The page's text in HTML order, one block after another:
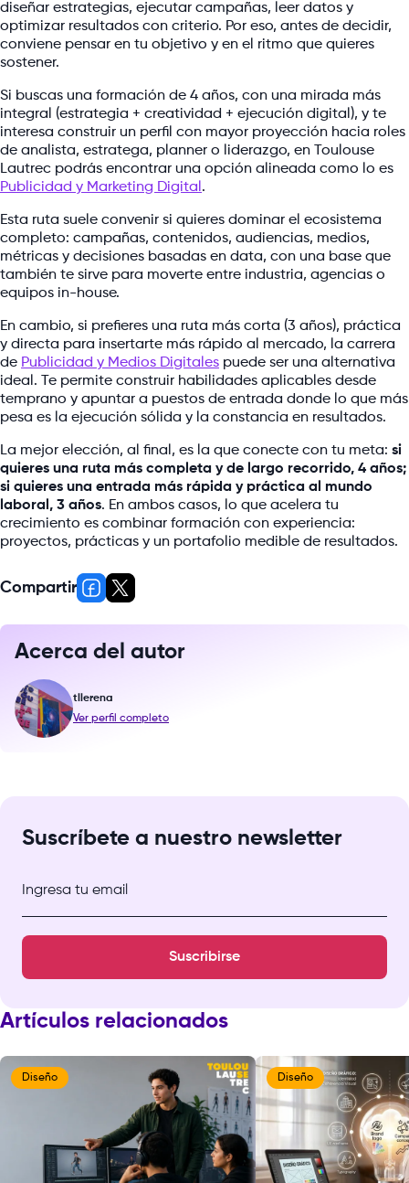
diseñar estrategias, ejecutar campañas, leer datos y
optimizar resultados con criterio. Por eso, antes de decidir,
conviene pensar en tu objetivo y en el ritmo que quieres
sostener.
Si buscas una formación de 4 años, con una mirada más
integral (estrategia + creatividad + ejecución digital), y te
interesa construir un perfil con mayor proyección hacia roles
de analista, estratega, planner o liderazgo, en Toulouse
Lautrec podrás encontrar una opción alineada como lo es
Publicidad y Marketing Digital .
Esta ruta suele convenir si quieres dominar el ecosistema
completo: campañas, contenidos, audiencias, medios,
métricas y decisiones basadas en data, con una base que
también te sirve para moverte entre industria, agencias o
equipos in-house.
En cambio, si prefieres una ruta más corta (3 años), práctica
y directa para insertarte más rápido al mercado, la carrera
de Publicidad y Medios Digitales puede ser una alternativa
ideal. Te permite construir habilidades aplicables desde
temprano y apuntar a puestos de entrada donde lo que más
pesa es la ejecución sólida y la constancia en resultados.
La mejor elección, al final, es la que conecte con tu meta: si
quieres una ruta más completa y de largo recorrido, 4 años;
si quieres una entrada más rápida y práctica al mundo
laboral, 3 años. En ambos casos, lo que acelera tu
crecimiento es combinar formación con experiencia:
proyectos, prácticas y un portafolio medible de resultados.
Compartir
Acerca del autor
tllerena
Ver perfil completo
Suscríbete a nuestro newsletter
Ingresa tu email
Suscribirse
Artículos relacionados
Diseño Diseño